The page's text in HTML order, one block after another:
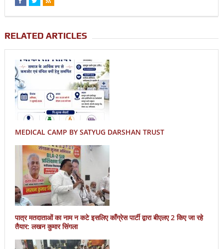
RELATED ARTICLES
MEDICAL CAMP BY SATYUG DARSHAN TRUST
पात्र मतदाताओं का नाम न कटे इसलिए काँग्रेस पार्टी द्वारा बीएलए 2 किए जा रहे
तैयार: लखन कुमार सिंगला